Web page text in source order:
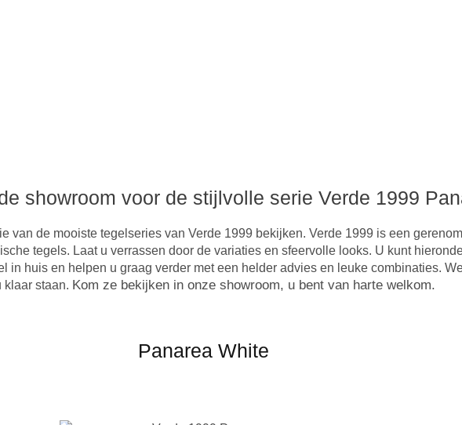
showroom voor de stijlvolle serie Verde 1999
van de mooiste tegelseries van Verde 1999 bekijken. Verde 1999 is een
tegels. Laat u verrassen door de variaties en sfeervolle looks. U kunt
in huis en helpen u graag verder met een helder advies en leuke combinaties.
klaar staan. Kom ze bekijken in onze showroom, u bent van harte welkom.
Panarea White